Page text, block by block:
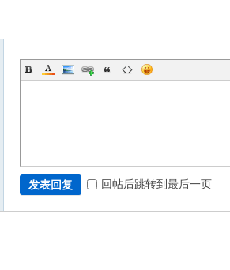
发表回复 回帖后跳转到最后一页